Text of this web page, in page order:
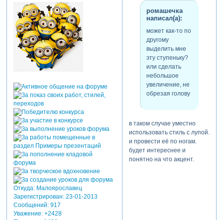
Откуда:Малоярославец
Зарегистрирован: 23-01-2013
Сообщений:917
Уважение: +2428
ромашечка
написал(а):
может как-то по
другому
выделить мне
эту ступеньку?
или сделать
небольшое
увеличение, не
обрезая голову
в таком случае уместно
использовать стиль с лупой.
и провести её по ногам.
будет интереснее и
понятно на что акцент.